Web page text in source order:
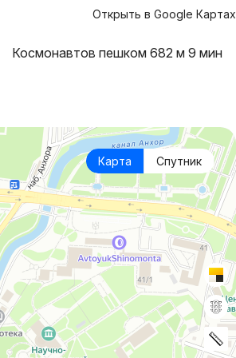
Открыть в Google Картах
Космонавтов пешком 682 м 9 мин
Карта Спутник